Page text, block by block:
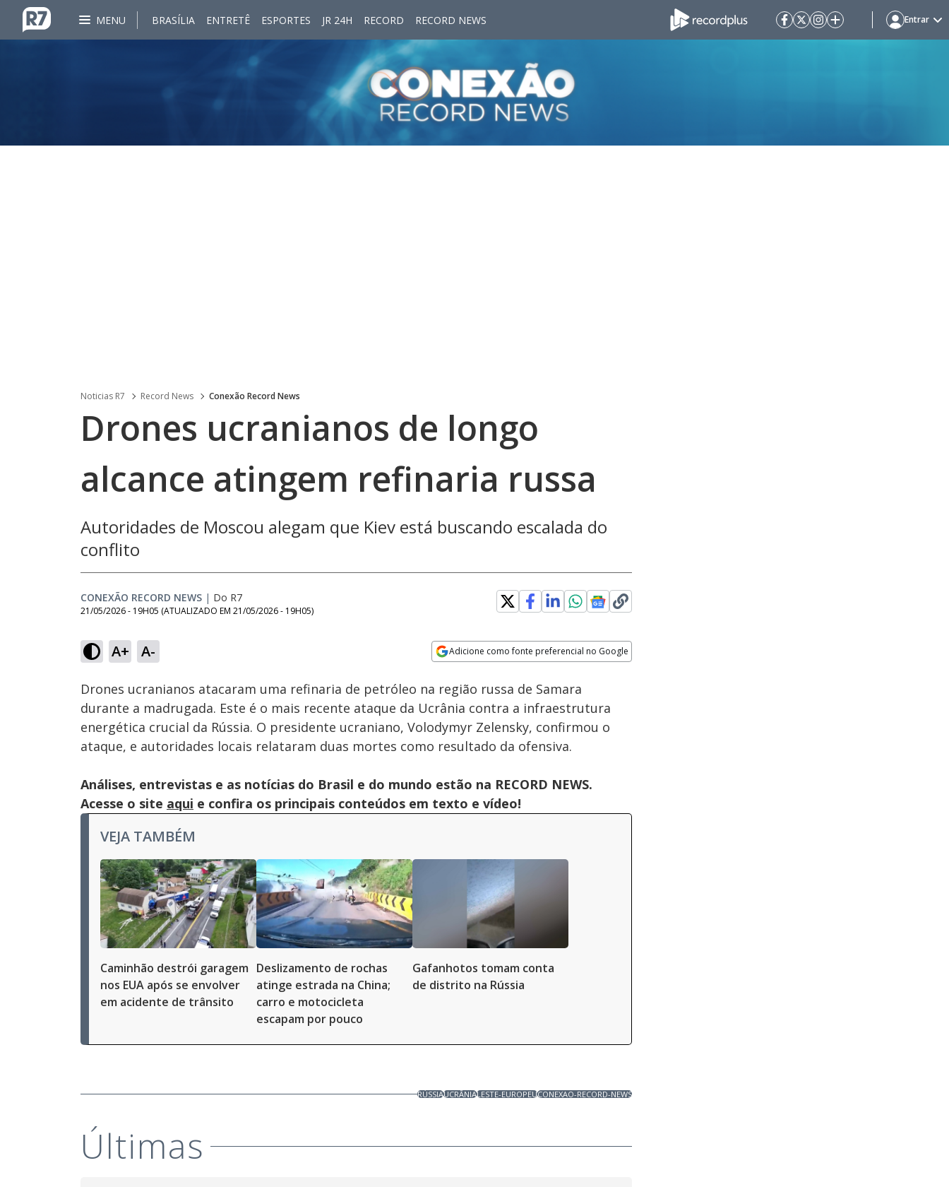
MENU BRASÍLIA ENTRETÊ ESPORTES JR 24H RECORD RECORD NEWS Entrar
Noticias R7 Record News Conexão Record News
Drones ucranianos de longo
alcance atingem refinaria russa
Autoridades de Moscou alegam que Kiev está buscando escalada do
conflito
CONEXÃO RECORD NEWS | Do R7
21/05/2026 - 19H05 (ATUALIZADO EM 21/05/2026 - 19H05)
A+ A- Adicione como fonte preferencial no Google
Ativar
Som
Velocidade
Drones ucranianos atacaram uma refinaria de petróleo na região russa de Samara
durante a madrugada. Este é o mais recente ataque da Ucrânia contra a infraestrutura
energética crucial da Rússia. O presidente ucraniano, Volodymyr Zelensky, confirmou o
ataque, e autoridades locais relataram duas mortes como resultado da ofensiva.
Análises, entrevistas e as notícias do Brasil e do mundo estão na RECORD NEWS.
Acesse o site aqui e confira os principais conteúdos em texto e vídeo!
VEJA TAMBÉM
Caminhão destrói garagem
nos EUA após se envolver
em acidente de trânsito
Deslizamento de rochas
atinge estrada na China;
carro e motocicleta
escapam por pouco
Gafanhotos tomam conta
de distrito na Rússia
RÚSSIAUCRÂNIALESTE-EUROPEUCONEXAO-RECORD-NEWS
Últimas